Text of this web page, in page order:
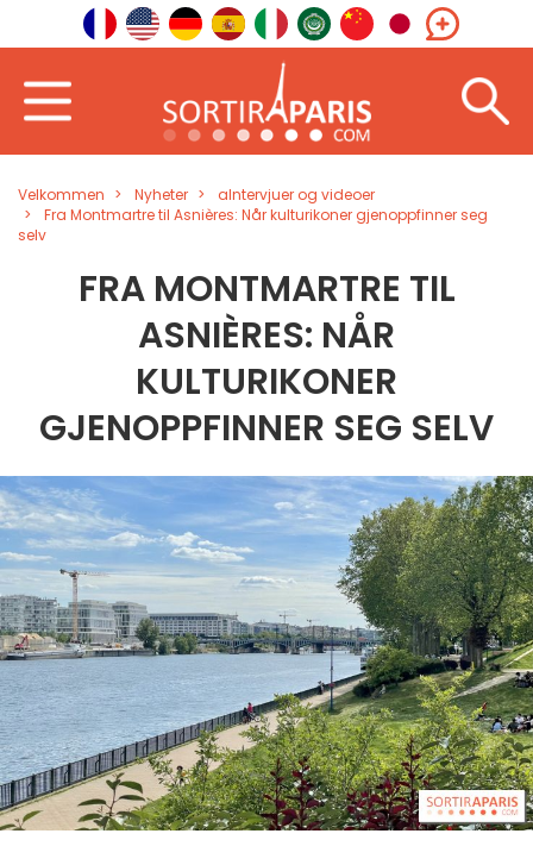
Velkommen Nyheter
aIntervjuer og videoer
Fra Montmartre til Asnières: Når kulturikoner gjenoppfinner seg
selv
FRA MONTMARTRE TIL
ASNIÈRES: NÅR
KULTURIKONER
GJENOPPFINNER SEG SELV